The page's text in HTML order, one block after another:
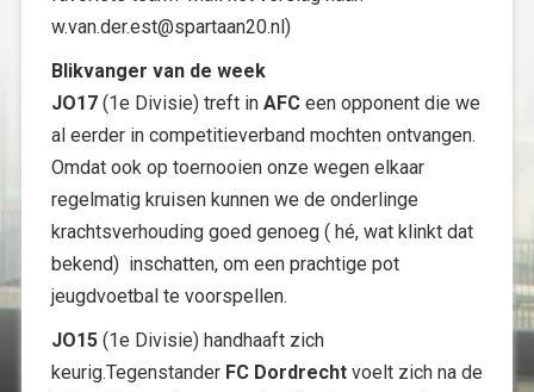
w.van.der.est@spartaan20.nl)
Blikvanger van de week
JO17 (1e Divisie) treft in AFC een opponent die we
al eerder in competitieverband mochten ontvangen.
Omdat ook op toernooien onze wegen elkaar
regelmatig kruisen kunnen we de onderlinge
krachtsverhouding goed genoeg ( hé, wat klinkt dat
bekend) inschatten, om een prachtige pot
jeugdvoetbal te voorspellen.
JO15 (1e Divisie) handhaaft zich
keurig.Tegenstander FC Dordrecht voelt zich na de